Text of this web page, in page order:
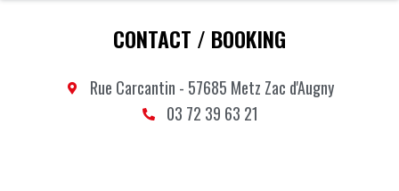
CONTACT / BOOKING
Rue Carcantin - 57685 Metz Zac d'Augny
03 72 39 63 21